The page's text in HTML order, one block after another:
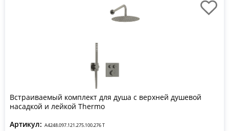
Встраиваемый комплект для душа с верхней душевой
насадкой и лейкой Thermo
Артикул: A4248.097.121.275.100.276 T